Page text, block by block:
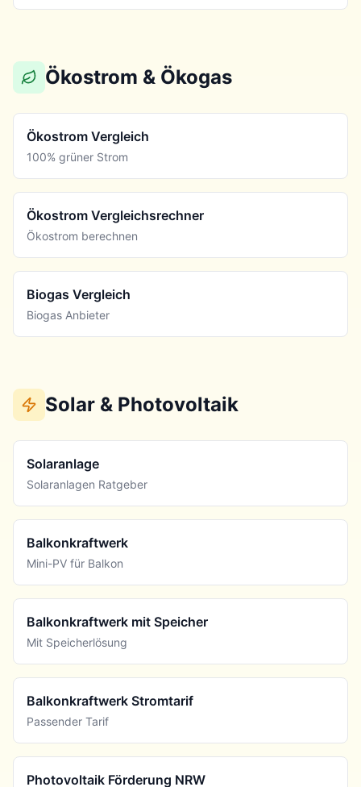
Ökostrom & Ökogas
Ökostrom Vergleich
100% grüner Strom
Ökostrom Vergleichsrechner
Ökostrom berechnen
Biogas Vergleich
Biogas Anbieter
Solar & Photovoltaik
Solaranlage
Solaranlagen Ratgeber
Balkonkraftwerk
Mini-PV für Balkon
Balkonkraftwerk mit Speicher
Mit Speicherlösung
Balkonkraftwerk Stromtarif
Passender Tarif
Photovoltaik Förderung NRW